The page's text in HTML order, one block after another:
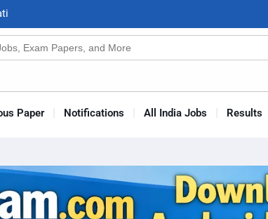
ti
Paper Notifications All India Jobs Results